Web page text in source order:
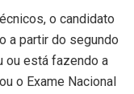
o candidato
a partir do segundo
ou está fazendo a
o Exame Nacional